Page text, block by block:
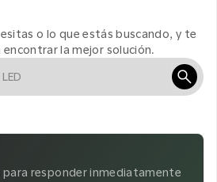
o lo que estás buscando, y te
encontrar la mejor solución.
para responder inmediatamente